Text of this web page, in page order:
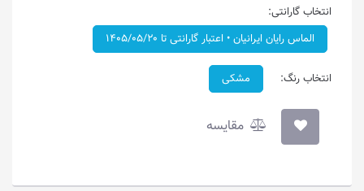
انتخاب گارانتی:
الماس رایان ایرانیان • اعتبار گارانتی تا ۱۴۰۵/۰۵/۲۰
انتخاب رنگ: مشکی
مقایسه